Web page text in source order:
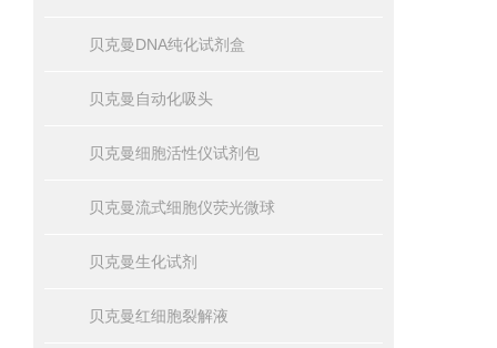
贝克曼DNA纯化试剂盒
贝克曼自动化吸头
贝克曼细胞活性仪试剂包
贝克曼流式细胞仪荧光微球
贝克曼生化试剂
贝克曼红细胞裂解液